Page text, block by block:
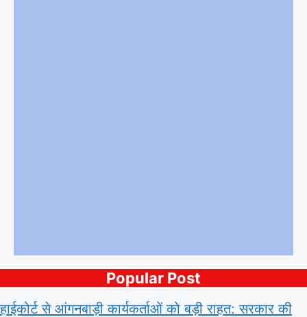
Popular Post
हाईकोर्ट से आंगनबाड़ी कार्यकर्ताओं को बड़ी राहत: सरकार की